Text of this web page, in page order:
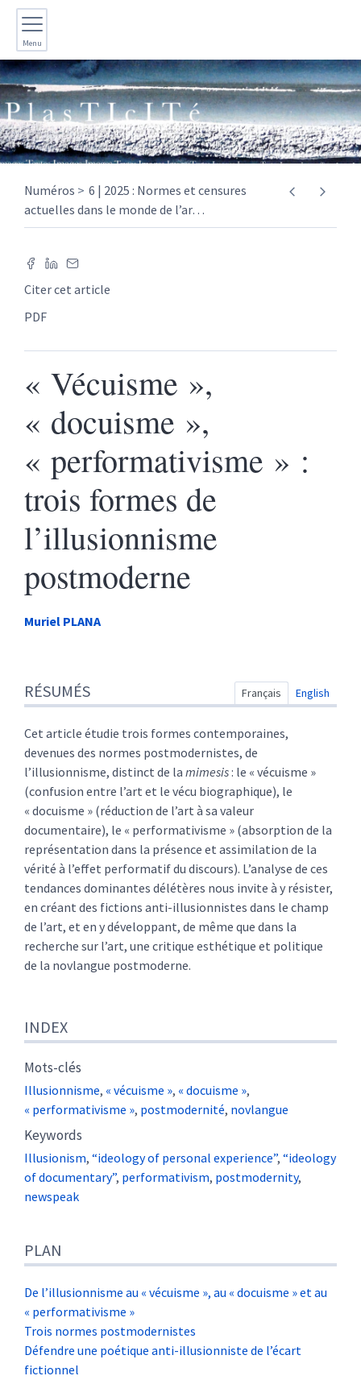
Menu
Numéros
6 | 2025 : Normes et censures
actuelles dans le monde de l’ar…
Citer cet article
PDF
« Vécuisme »,
« docuisme »,
« performativisme » :
trois formes de
l’illusionnisme
postmoderne
Muriel PLANA
Index
Plan
Texte
Note de fin
Citer cet article
Auteur
RÉSUMÉS Français English
Cet article étudie trois formes contemporaines,
devenues des normes postmodernistes, de
l’illusionnisme, distinct de la mimesis: le « vécuisme »
(confusion entre l’art et le vécu biographique), le
« docuisme » (réduction de l’art à sa valeur
documentaire), le « performativisme » (absorption de la
représentation dans la présence et assimilation de la
vérité à l’effet performatif du discours). L’analyse de ces
tendances dominantes délétères nous invite à y résister,
en créant des fictions anti-illusionnistes dans le champ
de l’art, et en y développant, de même que dans la
recherche sur l’art, une critique esthétique et politique
de la novlangue postmoderne.
INDEX
Mots-clés
Illusionnisme, « vécuisme », « docuisme »,
« performativisme », postmodernité, novlangue
Keywords
Illusionism, “ideology of personal experience”, “ideology
of documentary”, performativism, postmodernity,
newspeak
PLAN
De l’illusionnisme au « vécuisme », au « docuisme » et au
« performativisme »
Trois normes postmodernistes
Défendre une poétique anti-illusionniste de l’écart
fictionnel